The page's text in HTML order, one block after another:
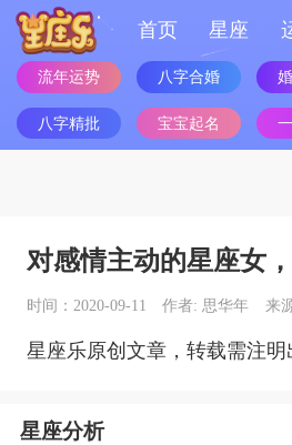
首页 星座
流年运势 八字合婚
八字精批 宝宝起名
对感情主动的星座女
时间：2020-09-11 作者: 思华年 来
星座乐原创文章，转载需注明
星座分析